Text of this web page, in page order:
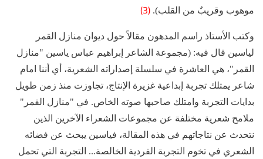
موهوب وقريبٌ من القلب). (3)
وكتب الأستاذ راسم المدهون مقالاً حول ديوان منازل القمر
لياسين قال فيه: (مجموعة الشاعر إبراهيم عباس ياسين "منازل
القمر"، هي العاشرة في سلسلة إصداراته الشعرية، أي أننا امام
شاعر يمتلك تجربة إبداعية غزيرة الإنتاج، تجاوزت منذ زمن طويل
بدايات التجربة وامتلك صاحبها صوته الخاص. في "منازل القمر"
ملامح شعرية مختلفة عن مجموعات الشعراء الآخرين الذين
نتحدث عن نتاجاتهم في هذه المقالة، فياسين يبحث عن فضائه
الشعري في تخوم التجربة الفردية الخالصة... التجربة التي تحمل